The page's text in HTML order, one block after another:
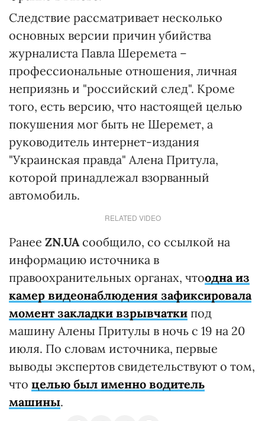
Следствие рассматривает несколько
основных версии причин убийства
журналиста Павла Шеремета –
профессиональные отношения, личная
неприязнь и "российский след". Кроме
того, есть версию, что настоящей целью
покушения мог быть не Шеремет, а
руководитель интернет-издания
"Украинская правда" Алена Притула,
которой принадлежал взорванный
автомобиль.
RELATED VIDEO
Ранее ZN.UAсообщило, со ссылкой на
информацию источника в
правоохранительных органах, чтоодна из
камер видеонаблюдения зафиксировала
момент закладки взрывчатки под
машину Алены Притулы в ночь с 19 на 20
июля. По словам источника, первые
выводы экспертов свидетельствуют о том,
что целью был именно водитель
машины.